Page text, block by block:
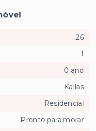
26
1
0 ano
Kallas
Residencial
Pronto para morar